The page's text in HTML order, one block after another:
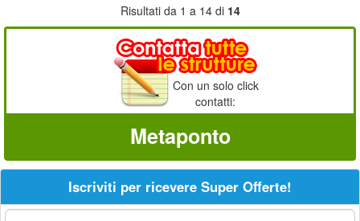
Risultati da 1 a 14 di 14
Con un solo click
contatti:
Metaponto
Iscriviti per ricevere Super Offerte!
La